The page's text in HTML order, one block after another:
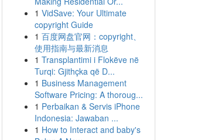
1 VidSave: Your Ultimate
copyright Guide
1 百度网盘官网：copyright、
使用指南与最新消息
1 Transplantimi i Flokëve në
Turqi: Gjithçka që D...
1 Business Management
Software Pricing: A thoroug...
1 Perbaikan & Servis iPhone
Indonesia: Jawaban ...
1 How to Interact and baby's